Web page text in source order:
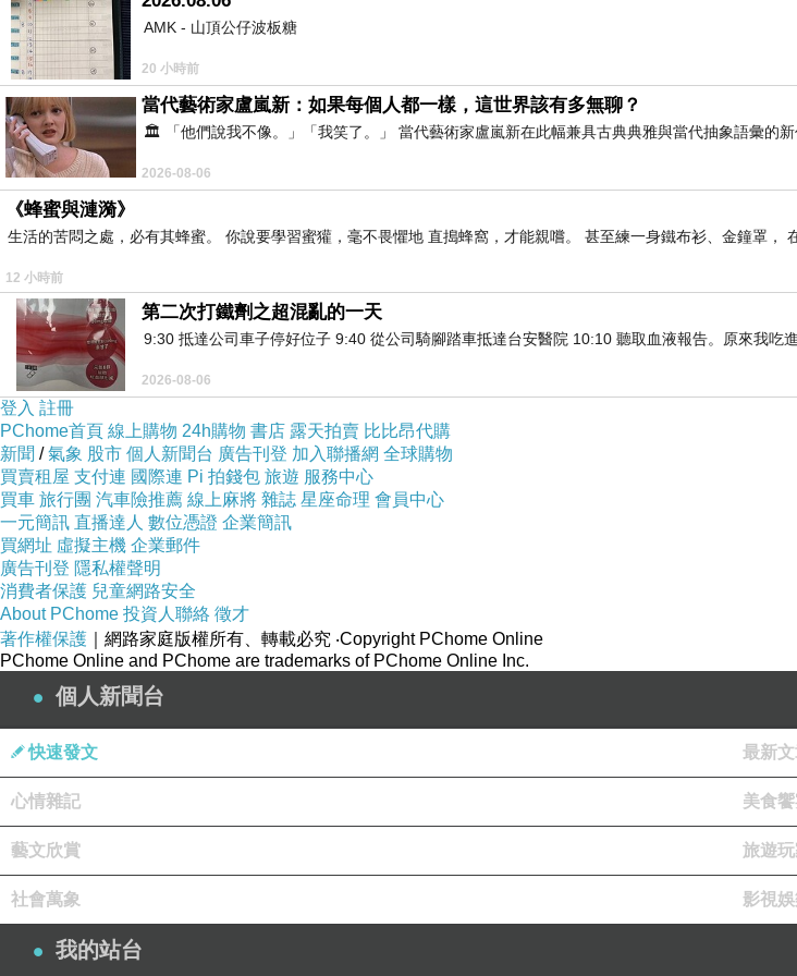
AMK - 山頂公仔波板糖
20 小時前
當代藝術家盧嵐新：如果每個人都一樣，這世界該有多無聊？
🏛️ 「他們說我不像。」「我笑了。」 當代藝術家盧嵐新在此幅兼具古典典雅與當代抽象語彙的
2026-08-06
《蜂蜜與漣漪》
生活的苦悶之處，必有其蜂蜜。 你說要學習蜜獾，毫不畏懼地 直搗蜂窩，才能親嚐。 甚至練一身鐵布衫、金鐘罩，
12 小時前
第二次打鐵劑之超混亂的一天
9:30 抵達公司車子停好位子 9:40 從公司騎腳踏車抵達台安醫院 10:10 聽取血液報告。原來我吃
2026-08-06
登入 註冊
PChome首頁 線上購物 24h購物 書店 露天拍賣 比比昂代購
新聞 /氣象 股市 個人新聞台 廣告刊登 加入聯播網 全球購物
買賣租屋 支付連 國際連 Pi 拍錢包 旅遊 服務中心
買車 旅行團 汽車險推薦 線上麻將 雜誌 星座命理 會員中心
一元簡訊 直播達人 數位憑證 企業簡訊
買網址 虛擬主機 企業郵件
廣告刊登 隱私權聲明
消費者保護 兒童網路安全
About PChome 投資人聯絡 徵才
著作權保護 ｜網路家庭版權所有、轉載必究 ‧Copyright PChome Online
PChome Online and PChome are trademarks of PChome Online Inc.
個人新聞台
快速發文 最新
心情雜記 美食
藝文欣賞 旅遊
社會萬象 影視
我的站台